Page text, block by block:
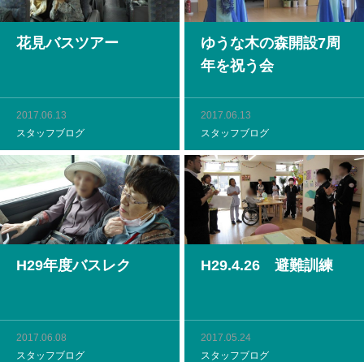
花見バスツアー
2017.06.13
スタッフブログ
ゆうな木の森開設7周
年を祝う会
2017.06.13
スタッフブログ
H29年度バスレク
2017.06.08
スタッフブログ
H29.4.26 避難訓練
2017.05.24
スタッフブログ